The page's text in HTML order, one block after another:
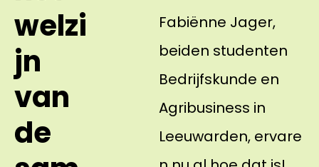
welzi
jn
van
de
Fabiënne Jager,
beiden studenten
Bedrijfskunde en
Agribusiness in
Leeuwarden, ervare